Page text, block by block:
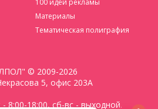
100 идей рекламы
Материалы
Тематическая полиграфия
© 2009-2026
5, офис 203А
8:00-18:00, сб-вс - выходной.